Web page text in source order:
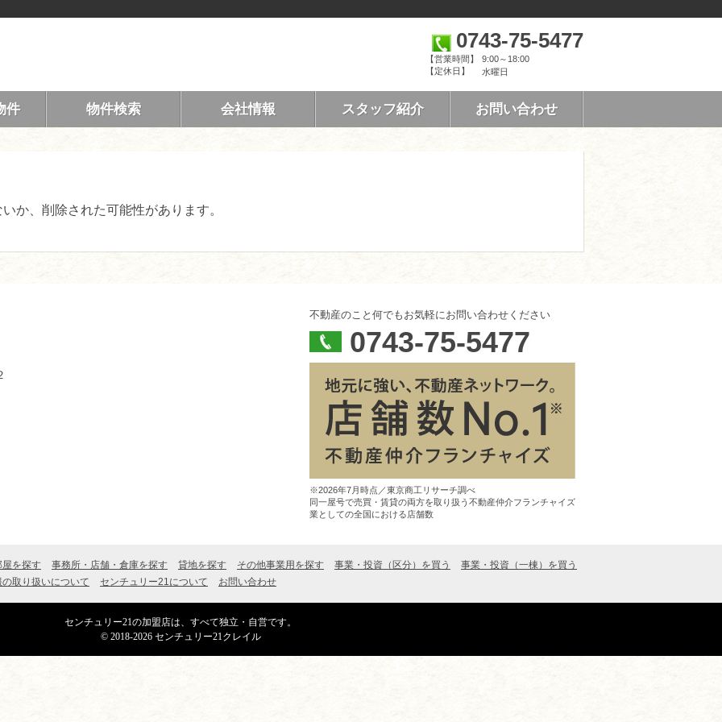
0743-75-5477
【営業時間】
9:00～18:00
【定休日】
水曜日
件 物件検索 会社情報 スタッフ紹介 お問い合わせ
か、削除された可能性があります。
不動産のこと何でもお気軽にお問い合わせください
0743-75-5477
※2026年7月時点／東京商工リサーチ調べ
同一屋号で売買・賃貸の両方を取り扱う不動産仲介フランチャイズ
業としての全国における店舗数
屋を探す 事務所・店舗・倉庫を探す 貸地を探す その他事業用を探す 事業・投資（区分）を買う
事業・投資（一棟）を買う
の取り扱いについて
センチュリー21について お問い合わせ
センチュリー21の加盟店は、すべて独立・自営です。
© 2018-2026 センチュリー21クレイル